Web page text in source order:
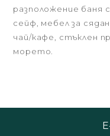
разположение баня
сейф, мебел за
чай/кафе, стъклен
морето.